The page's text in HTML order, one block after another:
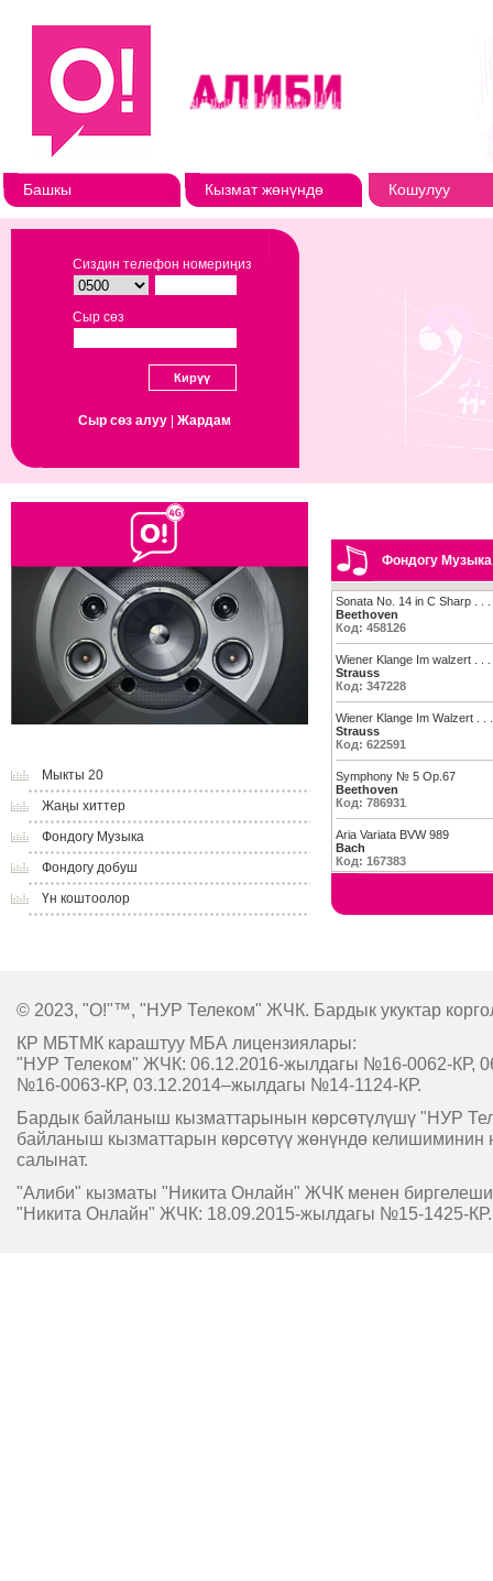
Башкы Кызмат жөнүндө Кошулуу
Сиздин телефон номериңиз
Сыр сөз
Сыр сөз алуу Жардам
Мыкты 20
Жаңы хиттер
Фондогу Музыка
Фондогу добуш
Үн коштоолор
Фондогу Музыка
Sonata No. 14 in C Sharp . . .
Beethoven
Код: 458126
Wiener Klange Im walzert . . .
Strauss
Код: 347228
Wiener Klange Im Walzert . . .
Strauss
Код: 622591
Symphony № 5 Op.67
Beethoven
Код: 786931
Aria Variata BVW 989
Bach
Код: 167383
© 2023, "O!"™, "НУР Телеком" ЖЧК. Бардык укуктар
КР МБТМК караштуу МБА лицензиялары:
"НУР Телеком" ЖЧК: 06.12.2016-жылдагы №16-0062-КР,
№16-0063-КР, 03.12.2014–жылдагы №14-1124-КР.
Бардык байланыш кызматтарынын көрсөтүлүшү "НУР
байланыш кызматтарын көрсөтүү жөнүндө келишиминин
салынат.
"Алиби" кызматы "Никита Онлайн" ЖЧК менен
"Никита Онлайн" ЖЧК: 18.09.2015-жылдагы №15-1425-КР.